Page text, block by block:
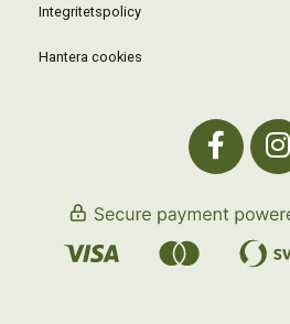
Integritetspolicy
Hantera cookies